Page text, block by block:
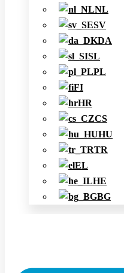
NL
SV
DA
SL
PL
FI
HR
CS
HU
TR
EL
HE
BG